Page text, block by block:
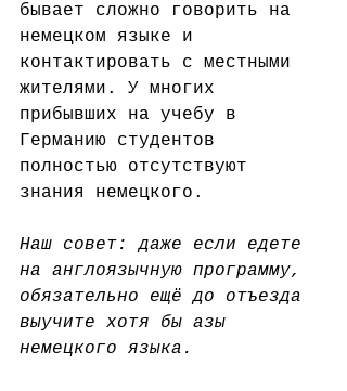
бывает сложно говорить на
немецком языке и
контактировать с местными
жителями. У многих
прибывших на учебу в
Германию студентов
полностью отсутствуют
знания немецкого.
Наш совет: даже если едете
на англоязычную программу,
обязательно ещё до отъезда
выучите хотя бы азы
немецкого языка.